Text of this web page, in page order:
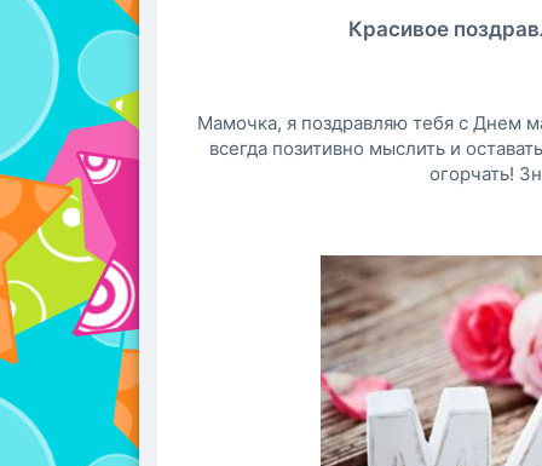
Красивое
Мамочка, я поздравляю тебя с Днем
всегда позитивно мыслить и
огорчать!